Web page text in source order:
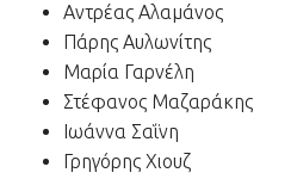
Αντρέας Αλαμάνος
Πάρης Αυλωνίτης
Μαρία Γαρνέλη
Στέφανος Μαζαράκης
Ιωάννα Σαΐνη
Γρηγόρης Χιουζ